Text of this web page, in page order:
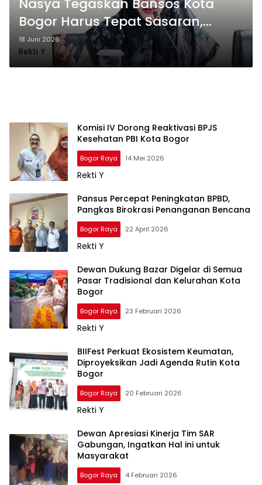
Nasya Tegaskan Bansos Kota
Bogor Harus Tepat Sasaran,
Aparatur Wilayah Lihat Kondisi Riil
Masyarakat
18 Juni 2026
Rekti Y
Komisi IV Dorong Reaktivasi BPJS
Kesehatan PBI Kota Bogor
Bogor Raya 14 Mei 2026
Rekti Y
Pansus Percepat Peningkatan BPBD,
Pangkas Birokrasi Penanganan Bencana
Bogor Raya 22 April 2026
Rekti Y
Dewan Dukung Bazar Digelar di Semua
Pasar Tradisional dan Kelurahan Kota
Bogor
Bogor Raya 23 Februari 2026
Rekti Y
BIIFest Perkuat Ekosistem Keumatan,
Diproyeksikan Jadi Agenda Rutin Kota
Bogor
Bogor Raya 20 Februari 2026
Rekti Y
Dewan Apresiasi Kinerja Tim SAR
Gabungan, Ingatkan Hal ini untuk
Masyarakat
Bogor Raya 4 Februari 2026